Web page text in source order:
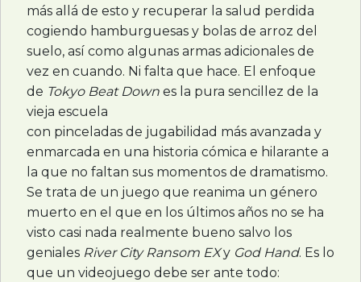
más allá de esto y recuperar la salud perdida
cogiendo hamburguesas y bolas de arroz del
suelo, así como algunas armas adicionales de
vez en cuando. Ni falta que hace. El enfoque
de Tokyo Beat Down es la pura sencillez de la
vieja escuela
con pinceladas de jugabilidad más avanzada y
enmarcada en una historia cómica e hilarante a
la que no faltan sus momentos de dramatismo.
Se trata de un juego que reanima un género
muerto en el que en los últimos años no se ha
visto casi nada realmente bueno salvo los
geniales River City Ransom EXy God Hand. Es lo
que un videojuego debe ser ante todo: